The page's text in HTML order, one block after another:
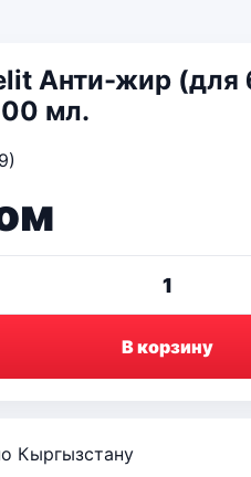
Анти-жир (для
мл.
1
В корзину
Кыргызстану